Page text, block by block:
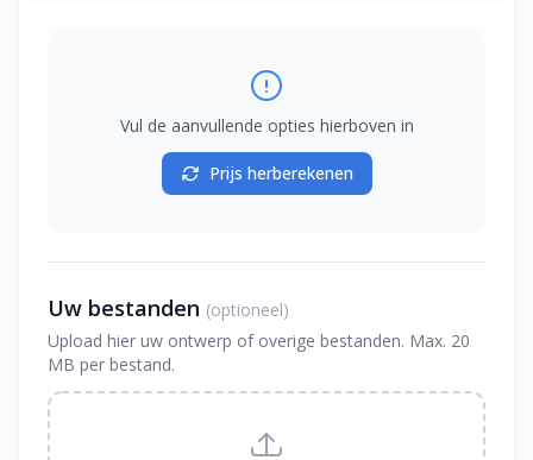
Vul de aanvullende opties hierboven in
Prijs herberekenen
Uw bestanden (optioneel)
Upload hier uw ontwerp of overige bestanden. Max. 20
MB per bestand.